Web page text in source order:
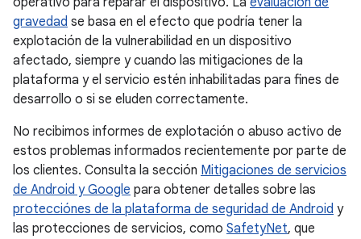
gravedad se basa en el efecto que podría tener la
explotación de la vulnerabilidad en un dispositivo
afectado, siempre y cuando las mitigaciones de la
plataforma y el servicio estén inhabilitadas para fines de
desarrollo o si se eluden correctamente.
No recibimos informes de explotación o abuso activo de
estos problemas informados recientemente por parte de
los clientes. Consulta la sección Mitigaciones de servicios
de Android y Google para obtener detalles sobre las
protecciónes de la plataforma de seguridad de Android y
las protecciones de servicios, como SafetyNet, que